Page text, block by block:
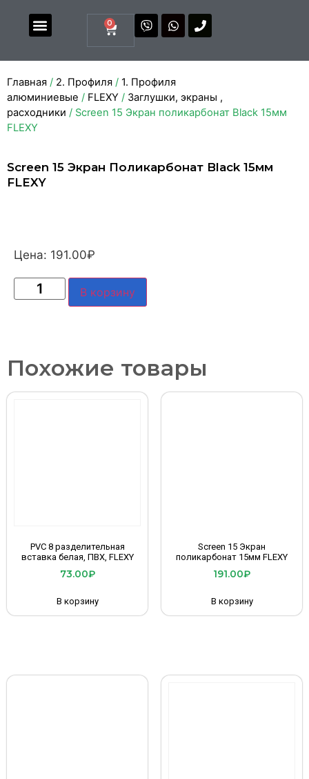
0
Главная / 2. Профиля / 1. Профиля
алюминиевые / FLEXY / Заглушки, экраны ,
расходники / Screen 15 Экран поликарбонат Black 15мм
FLEXY
Screen 15 Экран Поликарбонат Black 15мм
FLEXY
Цена: 191.00₽
В корзину
Похожие товары
PVC 8 разделительная
вставка белая, ПВХ, FLEXY
73.00₽
В корзину
Screen 15 Экран
поликарбонат 15мм FLEXY
191.00₽
В корзину